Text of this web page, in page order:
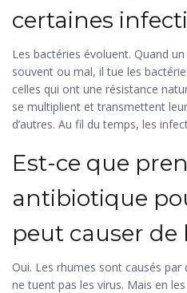
certaines
Les bactéries évoluent. Quand
souvent ou mal, il tue les
celles qui ont une résistance
se multiplient et transmettent
d’autres. Au fil du temps, les
affectent plus.
Est-ce que
antibiotique
peut causer de
Oui. Les rhumes sont causés
ne tuent pas les virus. Mais en